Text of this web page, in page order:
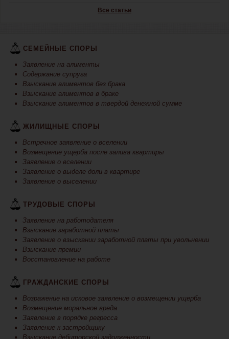
Все статьи
СЕМЕЙНЫЕ СПОРЫ
Заявление на алименты
Содержание супруга
Взыскание алиментов без брака
Взыскание алиментов в браке
Взыскание алиментов в твердой денежной сумме
ЖИЛИЩНЫЕ СПОРЫ
Встречное заявление о вселении
Возмещение ущерба после залива квартиры
Заявление о вселении
Заявление о выделе доли в квартире
Заявление о выселении
ТРУДОВЫЕ СПОРЫ
Заявление на работодателя
Взыскание заработной платы
Заявление о взыскании заработной платы при увольнении
Взыскание премии
Восстановление на работе
ГРАЖДАНСКИЕ СПОРЫ
Возражение на исковое заявление о возмещении ущерба
Возмещение моральное вреда
Заявление в порядке регресса
Заявление к застройщику
Взыскание дебиторской задолженности